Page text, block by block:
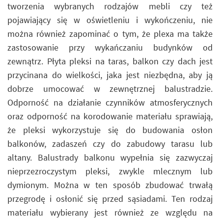
tworzenia wybranych rodzajów mebli czy też
pojawiający się w oświetleniu i wykończeniu, nie
można również zapominać o tym, że plexa ma także
zastosowanie przy wykańczaniu budynków od
zewnątrz. Płyta pleksi na taras, balkon czy dach jest
przycinana do wielkości, jaka jest niezbędna, aby ją
dobrze umocować w zewnętrznej balustradzie.
Odporność na działanie czynników atmosferycznych
oraz odporność na korodowanie materiału sprawiają,
że pleksi wykorzystuje się do budowania osłon
balkonów, zadaszeń czy do zabudowy tarasu lub
altany. Balustrady balkonu wypełnia się zazwyczaj
nieprzezroczystym pleksi, zwykle mlecznym lub
dymionym. Można w ten sposób zbudować trwałą
przegrodę i osłonić się przed sąsiadami. Ten rodzaj
materiału wybierany jest również ze względu na